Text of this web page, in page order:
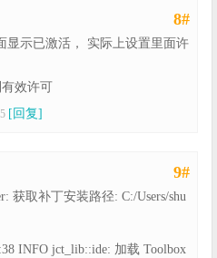
8#
显示已激活， 实际上设置里面许
效许可
[回复]
9#
获取补丁安装路径: C:/Users/shu
INFO jct_lib::ide: 加载 Toolbox